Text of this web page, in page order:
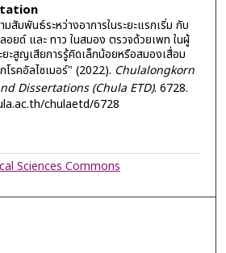
มพันธ์ระหว่างอาการในระยะแรกเริ่ม กับ
อยด์ และ ทาว ในสมอง ตรวจด้วยเพท ในผู้
ะสูญเสียการรู้คิดเล็กน้อยหรือสมองเสื่อม
โรคอัลไซเมอร์" (2022). Chulalongkorn
Dissertations (Chula ETD). 6728.
chulaetd/6728
Sciences Commons